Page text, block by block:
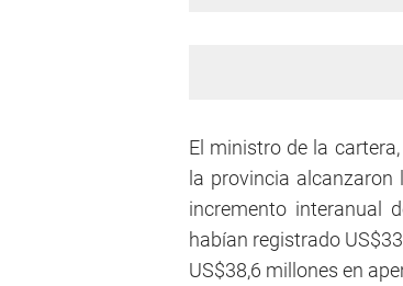
El ministro de la
la provincia alcanzaron
incremento interanual
habían registrado
US$38,6 millones en